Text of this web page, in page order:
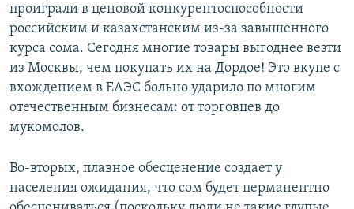
проиграли в ценовой конкурентоспособности
российским и казахстанским из-за завышенного
курса сома. Сегодня многие товары выгоднее везти
из Москвы, чем покупать их на Дордое! Это вкупе с
вхождением в ЕАЭС больно ударило по многим
отечественным бизнесам: от торговцев до
мукомолов.
Во-вторых, плавное обесценение создает у
населения ожидания, что сом будет перманентно